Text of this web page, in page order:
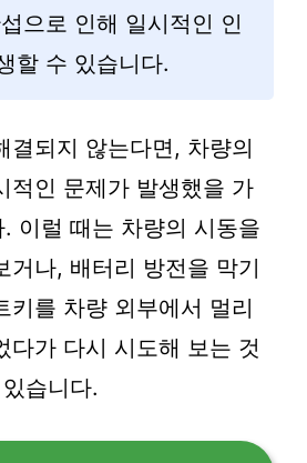
으로 인해 일시적인 인
할 수 있습니다.
결되지 않는다면, 차량의
적인 문제가 발생했을 가
이럴 때는 차량의 시동을
거나, 배터리 방전을 막기
키를 차량 외부에서 멀리
다가 다시 시도해 보는 것
습니다.